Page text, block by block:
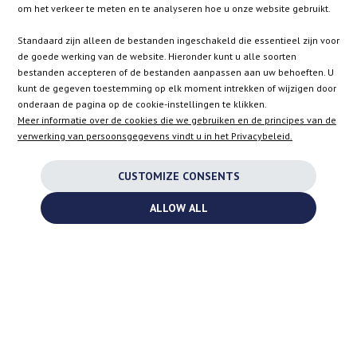
SK
EN
FACEBOOK
om het verkeer te meten en te analyseren hoe u onze website gebruikt.
Standaard zijn alleen de bestanden ingeschakeld die essentieel zijn voor
de goede werking van de website. Hieronder kunt u alle soorten
bestanden accepteren of de bestanden aanpassen aan uw behoeften. U
kunt de gegeven toestemming op elk moment intrekken of wijzigen door
onderaan de pagina op de cookie-instellingen te klikken.
Meer informatie over de cookies die we gebruiken en de principes van de
verwerking van persoonsgegevens vindt u in het Privacybeleid.
CUSTOMIZE CONSENTS
ALLOW ALL